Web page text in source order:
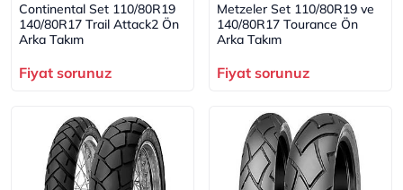
Continental Set 110/80R19
140/80R17 Trail Attack2 Ön
Arka Takım
Fiyat sorunuz
Metzeler Set 110/80R19 ve
140/80R17 Tourance Ön
Arka Takım
Fiyat sorunuz